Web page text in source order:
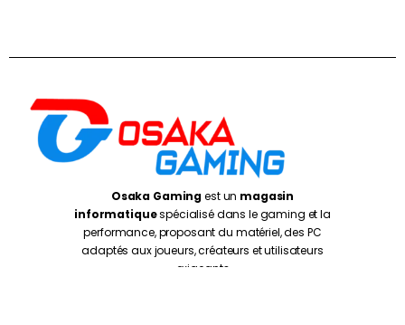
Osaka Gamingest un magasin
informatiquespécialisé dans le gaming et la
performance, proposant du matériel, des PC
adaptés aux joueurs, créateurs et utilisateurs
exigeants